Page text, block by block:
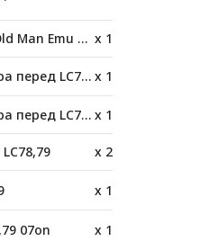
Cruiser 78 комплект x 1
LC76/78/79 x 1
LC76/78/79 x 1
x 2
x 1
07on x 1